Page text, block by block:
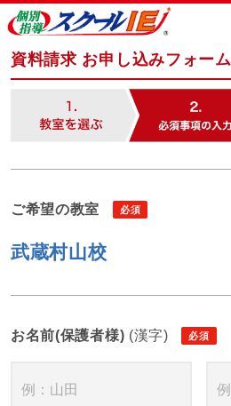
資料請求 お申し込みフォーム
ご希望の教室
武蔵村山校
お名前(保護者様) (漢字)